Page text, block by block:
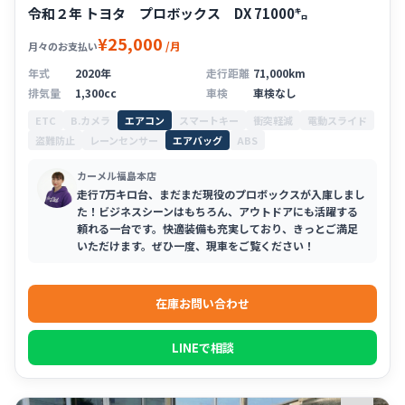
令和２年 トヨタ プロボックス DX 71000㌔
月々のお支払い¥25,000 /月
年式
2020年 走行距離 71,000km
排気量
1,300cc 車検 車検なし
ETC B.カメラ エアコン スマートキー 衝突軽減
電動スライド
盗難防止
レーンセンサー エアバッグ ABS
カーメル福島本店
走行7万キロ台、まだまだ現役のプロボックスが入庫しまし
た！ビジネスシーンはもちろん、アウトドアにも活躍する
頼れる一台です。快適装備も充実しており、きっとご満足
いただけます。ぜひ一度、現車をご覧ください！
在庫お問い合わせ
LINEで相談